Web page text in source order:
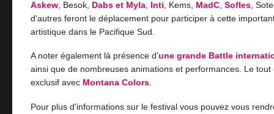
Askew , Besok, Dabs et Myla Inti , Kems, MadC Sofles ,
d'autres feront le déplacement pour participer à cette
artistique dans le Pacifique Sud.
A noter également là présence d'une grande Battle
ainsi que de nombreuses animations et performances. Le tout
exclusif avec Montana Colors.
Pour plus d'informations sur le festival vous pouvez vous